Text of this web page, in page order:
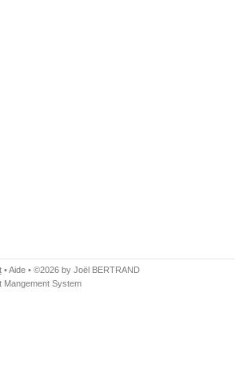
•Aide• ©2026 by Joël BERTRAND
Mangement System